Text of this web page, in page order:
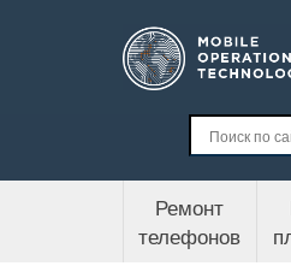
Ремонт
телефонов